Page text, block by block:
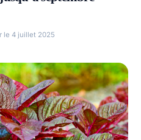
le 4 juillet 2025